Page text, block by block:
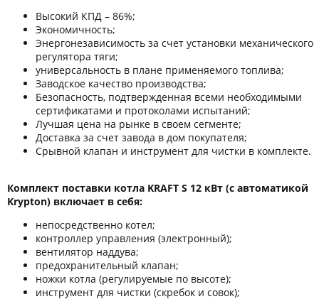
Высокий КПД – 86%;
Экономичность;
Энергонезависимость за счет установки механического
регулятора тяги;
универсальность в плане применяемого топлива;
Заводское качество производства;
Безопасность, подтвержденная всеми необходимыми
сертификатами и протоколами испытаний;
Лучшая цена на рынке в своем сегменте;
Доставка за счет завода в дом покупателя;
Срывной клапан и инструмент для чистки в комплекте.
Комплект поставки котла KRAFT S 12 кВт (с автоматикой
Krypton) включает в себя:
непосредственно котел;
контроллер управления (электронный);
вентилятор наддува;
предохранительный клапан;
ножки котла (регулируемые по высоте);
инструмент для чистки (скребок и совок);